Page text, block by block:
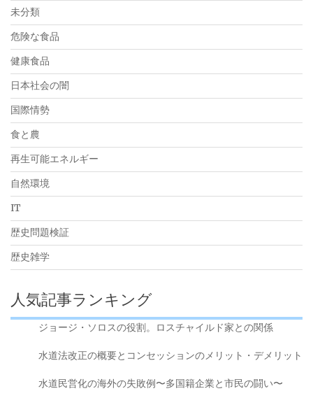
未分類
危険な食品
健康食品
日本社会の闇
国際情勢
食と農
再生可能エネルギー
自然環境
IT
歴史問題検証
歴史雑学
人気記事ランキング
ジョージ・ソロスの役割。ロスチャイルド家との関係
水道法改正の概要とコンセッションのメリット・デメリット
水道民営化の海外の失敗例〜多国籍企業と市民の闘い〜